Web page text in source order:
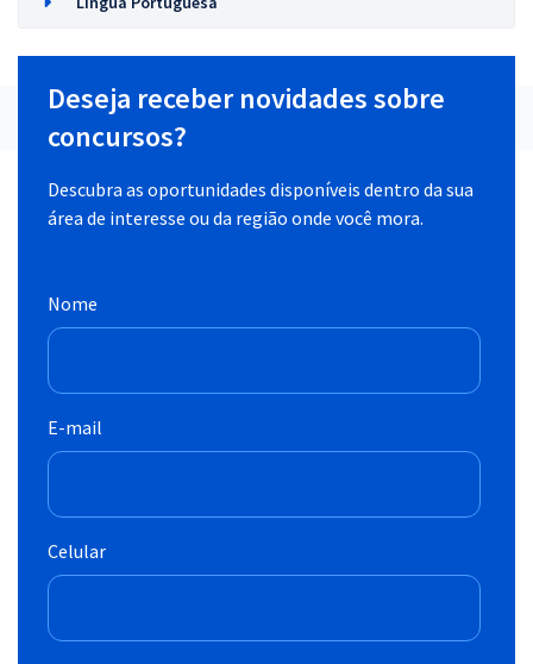
Deseja receber novidades sobre
concursos?
Descubra as oportunidades disponíveis dentro da sua
área de interesse ou da região onde você mora.
Nome
E-mail
Celular